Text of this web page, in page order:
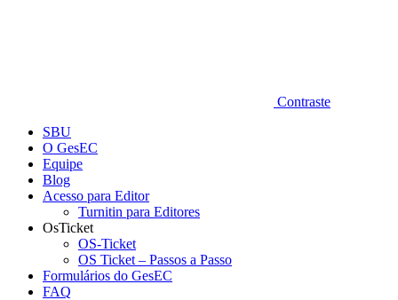
Contraste
SBU
O GesEC
Equipe
Blog
Acesso para Editor
Turnitin para Editores
OsTicket
OS-Ticket
OS Ticket – Passos a Passo
Formulários do GesEC
FAQ